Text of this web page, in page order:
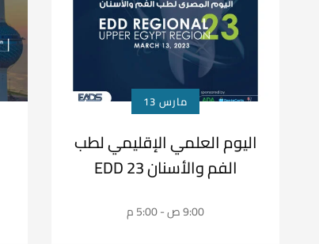
مارس 13
اليوم العلمي الإقليمي لطب
الفم والأسنان EDD 23
9:00 ص - 5:00 م